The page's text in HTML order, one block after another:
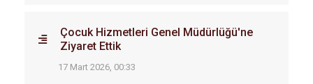
Çocuk Hizmetleri Genel Müdürlüğü'ne
Ziyaret Ettik
17 Mart 2026, 00:33